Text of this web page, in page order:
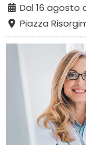
Dal 16 agosto
Piazza